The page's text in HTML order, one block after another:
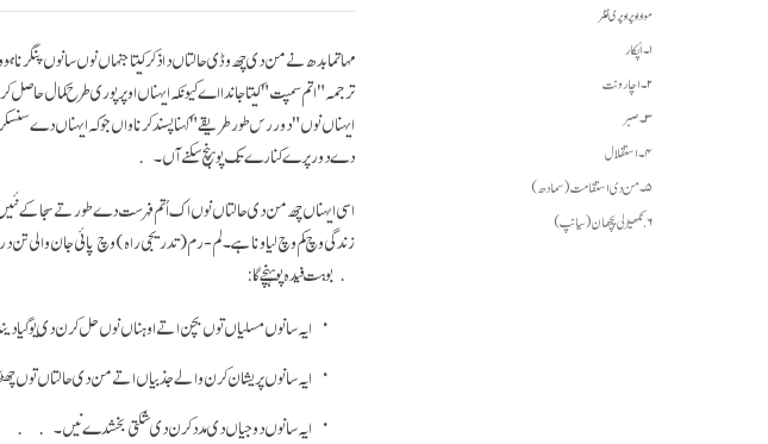
on
مواد اوپر اوپری نظر
۱۔ اُپکار
۲۔ اچار ونت
۳۔ صبر
۴۔ استقلال
۵۔ من دی استقامت (سمادھ)
۶. نکھیڑلی پچھان (سیانپ)
مہاتما بدھ نے من دی چھ وڈی حالتاں دا ذکر کیتا جنہاں نوں سانوں
ترجمہ "اتم سمپت" کیتا جاندا اے کیونکہ ایہناں اوپر پوری طرح کمال
ایہناں نوں "دور رس طور طریقے" کہنا پسند کرنا واں جو کہ ایہناں دے
دے دور پرے کنارے تک پوہنچ سکنے آں۔
اسی ایہناں چھ من دی حالتاں نوں اک اُتم فہرست دے طور تے سجا کے
زندگی وچ کم وچ لیاونا ہے۔ لم- رم (تدریجی راہ) وچ پائی جان والی تن
بوہت فیدہ پوہنچے گا:
ایہ سانوں مسلیاں توں بچن اتے اوہناں نوں حل کرن دی یوگیا
ایہ سانوں پریشان کرن والے جذبیاں اتے من دی حالتاں توں
ایہ سانوں دوجیاں دی مدد کرن دی شکتی بخشدے نیں۔